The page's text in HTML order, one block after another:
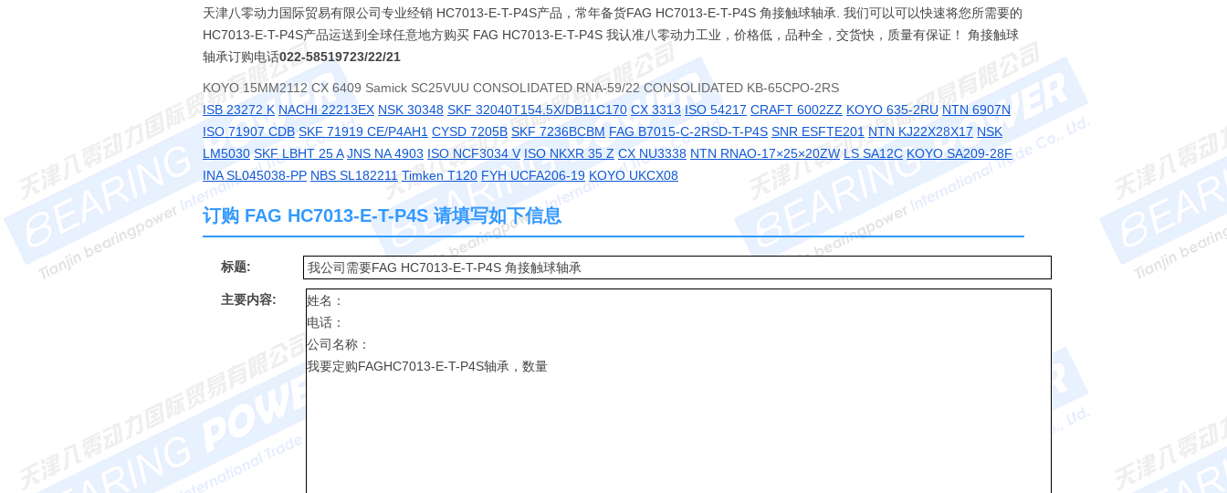
天津八零动力国际贸易有限公司专业经销 HC7013-E-T-P4S产品，常年备货FAG HC7013-E-T-P4S 角接触球轴承. 我们可以可以快速将您所需要的
HC7013-E-T-P4S产品运送到全球任意地方购买 FAG HC7013-E-T-P4S 我认准八零动力工业，价格低，品种全，交货快，质量有保证！ 角接触球
轴承订购电话022-58519723/22/21
KOYO 15MM2112 CX 6409 Samick SC25VUU CONSOLIDATED RNA-59/22 CONSOLIDATED KB-65CPO-2RS
ISB 23272 K NACHI 22213EX NSK 30348 SKF 32040T154.5X/DB11C170 CX 3313 ISO 54217 CRAFT 6002ZZ KOYO 635-2RU NTN 6907N
ISO 71907 CDB SKF 71919 CE/P4AH1 CYSD 7205B SKF 7236BCBM FAG B7015-C-2RSD-T-P4S SNR ESFTE201 NTN KJ22X28X17 NSK
LM5030 SKF LBHT 25 A JNS NA 4903 ISO NCF3034 V ISO NKXR 35 Z CX NU3338 NTN RNAO-17×25×20ZW LS SA12C KOYO SA209-28F
INA SL045038-PP NBS SL182211 Timken T120 FYH UCFA206-19 KOYO UKCX08
订购 FAG HC7013-E-T-P4S 请填写如下信息
标题:
主要内容: